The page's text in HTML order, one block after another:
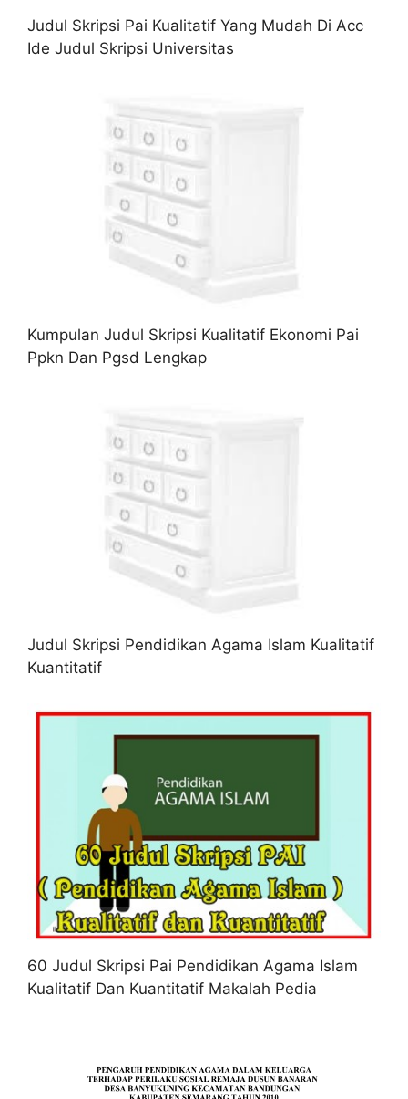
Judul Skripsi Pai Kualitatif Yang Mudah Di Acc
Ide Judul Skripsi Universitas
Kumpulan Judul Skripsi Kualitatif Ekonomi Pai
Ppkn Dan Pgsd Lengkap
Judul Skripsi Pendidikan Agama Islam Kualitatif
Kuantitatif
60 Judul Skripsi Pai Pendidikan Agama Islam
Kualitatif Dan Kuantitatif Makalah Pedia